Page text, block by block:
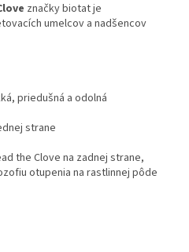
značky biotat je
umelcov a nadšencov
priedušná a odolná
strane
the Clove na zadnej strane,
otupenia na rastlinnej pôde